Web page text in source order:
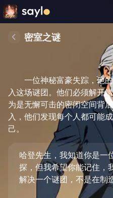
密室之谜
一位神秘富豪失踪，他
入这场谜团。他们必须解开
为是无懈可击的密闭空间背
入，他们发现每个人都可能
己。
哈登先生，我知道你是一
探，但我希望你能记住，
解决一个谜团，不是在制